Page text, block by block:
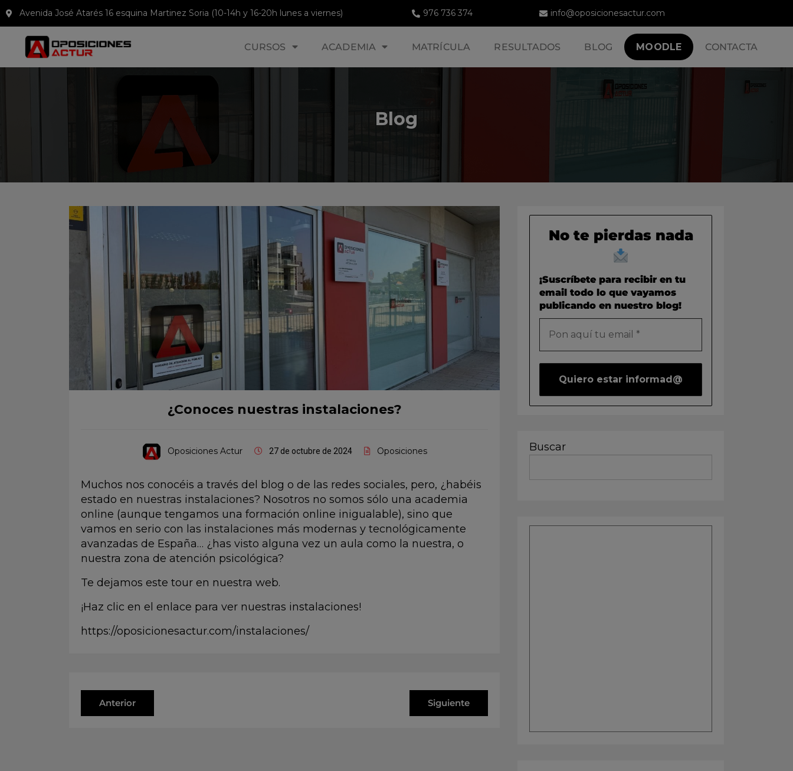
Avenida José Atarés 16 esquina Martinez Soria (10-14h y 16-20h lunes a viernes) 976 736 374 info@oposicionesactur.com
CURSOS ACADEMIA MATRÍCULA RESULTADOS BLOG MOODLE CONTACTA
Blog
¿Conoces nuestras instalaciones?
Oposiciones Actur 27 de octubre de 2024 Oposiciones
Muchos nos conocéis a través del blog o de las redes sociales, pero, ¿habéis
estado en nuestras instalaciones? Nosotros no somos sólo una academia
online (aunque tengamos una formación online inigualable), sino que
vamos en serio con las instalaciones más modernas y tecnológicamente
avanzadas de España… ¿has visto alguna vez un aula como la nuestra, o
nuestra zona de atención psicológica?
Te dejamos este tour en nuestra web.
¡Haz clic en el enlace para ver nuestras instalaciones!
https://oposicionesactur.com/instalaciones/
Anterior Siguiente
No te pierdas nada
¡Suscríbete para recibir en tu
email todo lo que vayamos
publicando en nuestro blog!
Buscar